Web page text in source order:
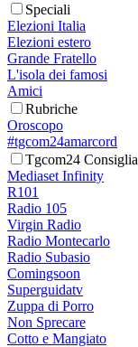
Speciali
Elezioni Italia
Elezioni estero
Grande Fratello
L'isola dei famosi
Amici
Rubriche
Oroscopo
#tgcom24amarcord
Tgcom24 Consiglia
Mediaset Infinity
R101
Radio 105
Virgin Radio
Radio Montecarlo
Radio Subasio
Comingsoon
Superguidatv
Zuppa di Porro
Non Sprecare
Cotto e Mangiato